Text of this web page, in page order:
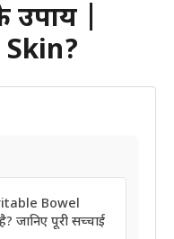
उपाय |
Bowel
जानिए पूरी सच्चाई